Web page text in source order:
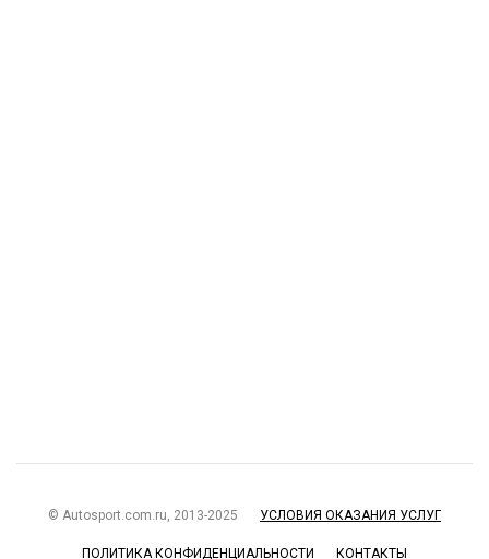
© Autosport.com.ru, 2013-2025 УСЛОВИЯ ОКАЗАНИЯ УСЛУГ
ПОЛИТИКА КОНФИДЕНЦИАЛЬНОСТИ КОНТАКТЫ